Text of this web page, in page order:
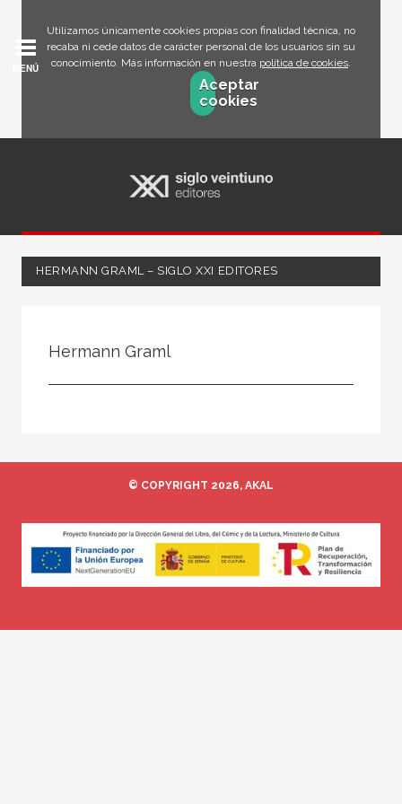
Utilizamos únicamente cookies propias con finalidad técnica, no
recaba ni cede datos de carácter personal de los usuarios sin su
conocimiento. Más información en nuestra política de cookies.
Aceptar
cookies
MENÚ
HERMANN GRAML – SIGLO XXI EDITORES
Hermann Graml
© COPYRIGHT 2026, AKAL